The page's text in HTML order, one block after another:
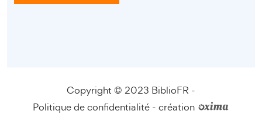
Copyright © 2023 BiblioFR -
Politique de confidentialité- création